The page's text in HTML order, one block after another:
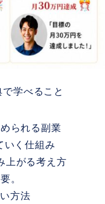
学べること
られる副業
いく仕組み
上がる考え方
。
方法